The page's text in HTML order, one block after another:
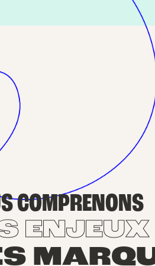
COMPRENONS
ENJEUX